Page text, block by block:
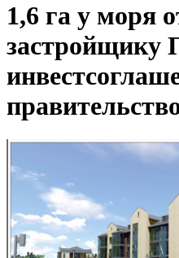
1,6 га у моря
застройщику